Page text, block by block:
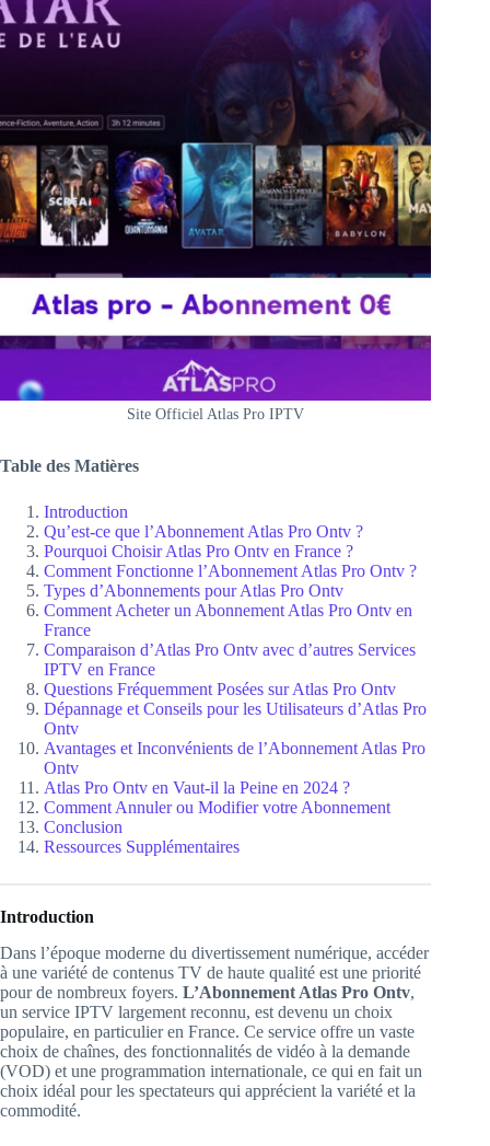
Site Officiel Atlas Pro IPTV
Table des Matières
Introduction
Qu’est-ce que l’Abonnement Atlas Pro Ontv ?
Pourquoi Choisir Atlas Pro Ontv en France ?
Comment Fonctionne l’Abonnement Atlas Pro Ontv ?
Types d’Abonnements pour Atlas Pro Ontv
Comment Acheter un Abonnement Atlas Pro Ontv en
France
Comparaison d’Atlas Pro Ontv avec d’autres Services
IPTV en France
Questions Fréquemment Posées sur Atlas Pro Ontv
Dépannage et Conseils pour les Utilisateurs d’Atlas Pro
Ontv
Avantages et Inconvénients de l’Abonnement Atlas Pro
Ontv
Atlas Pro Ontv en Vaut-il la Peine en 2024 ?
Comment Annuler ou Modifier votre Abonnement
Conclusion
Ressources Supplémentaires
Introduction
Dans l’époque moderne du divertissement numérique, accéder
à une variété de contenus TV de haute qualité est une priorité
pour de nombreux foyers. L’Abonnement Atlas Pro Ontv,
un service IPTV largement reconnu, est devenu un choix
populaire, en particulier en France. Ce service offre un vaste
choix de chaînes, des fonctionnalités de vidéo à la demande
(VOD) et une programmation internationale, ce qui en fait un
choix idéal pour les spectateurs qui apprécient la variété et la
commodité.